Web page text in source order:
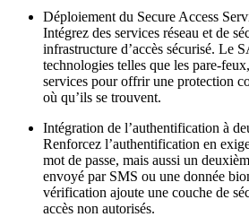
Déploiement du Secure Access
Intégrez des services réseau et de
infrastructure d’accès sécurisé. Le
technologies telles que les pare-
services pour offrir une protection
où qu’ils se trouvent.
Intégration de l’authentification à
Renforcez l’authentification en
mot de passe, mais aussi un
envoyé par SMS ou une donnée
vérification ajoute une couche de
accès non autorisés.